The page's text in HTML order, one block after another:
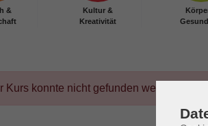
&
Kultur &
Kreativität
Kurs konnte nicht gefunden werden.